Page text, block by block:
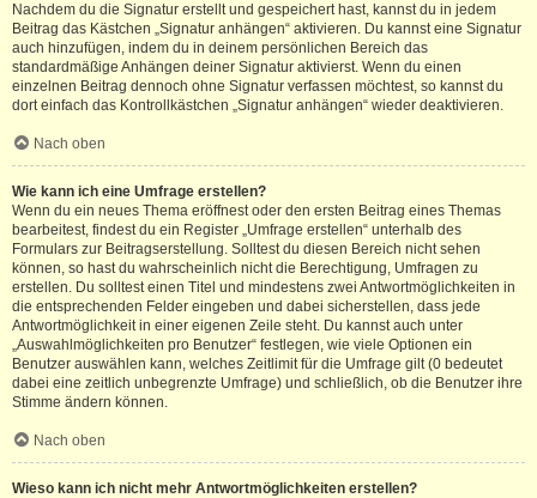
Nachdem du die Signatur erstellt und gespeichert hast, kannst du in jedem
Beitrag das Kästchen „Signatur anhängen“ aktivieren. Du kannst eine Signatur
auch hinzufügen, indem du in deinem persönlichen Bereich das
standardmäßige Anhängen deiner Signatur aktivierst. Wenn du einen
einzelnen Beitrag dennoch ohne Signatur verfassen möchtest, so kannst du
dort einfach das Kontrollkästchen „Signatur anhängen“ wieder deaktivieren.
Nach oben
Wie kann ich eine Umfrage erstellen?
Wenn du ein neues Thema eröffnest oder den ersten Beitrag eines Themas
bearbeitest, findest du ein Register „Umfrage erstellen“ unterhalb des
Formulars zur Beitragserstellung. Solltest du diesen Bereich nicht sehen
können, so hast du wahrscheinlich nicht die Berechtigung, Umfragen zu
erstellen. Du solltest einen Titel und mindestens zwei Antwortmöglichkeiten in
die entsprechenden Felder eingeben und dabei sicherstellen, dass jede
Antwortmöglichkeit in einer eigenen Zeile steht. Du kannst auch unter
„Auswahlmöglichkeiten pro Benutzer“ festlegen, wie viele Optionen ein
Benutzer auswählen kann, welches Zeitlimit für die Umfrage gilt (0 bedeutet
dabei eine zeitlich unbegrenzte Umfrage) und schließlich, ob die Benutzer ihre
Stimme ändern können.
Nach oben
Wieso kann ich nicht mehr Antwortmöglichkeiten erstellen?